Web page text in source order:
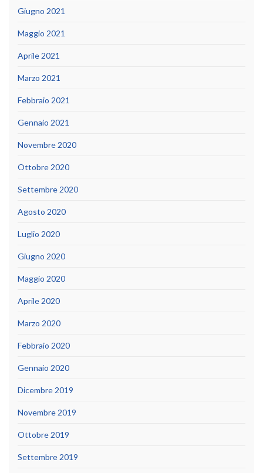
Giugno 2021
Maggio 2021
Aprile 2021
Marzo 2021
Febbraio 2021
Gennaio 2021
Novembre 2020
Ottobre 2020
Settembre 2020
Agosto 2020
Luglio 2020
Giugno 2020
Maggio 2020
Aprile 2020
Marzo 2020
Febbraio 2020
Gennaio 2020
Dicembre 2019
Novembre 2019
Ottobre 2019
Settembre 2019